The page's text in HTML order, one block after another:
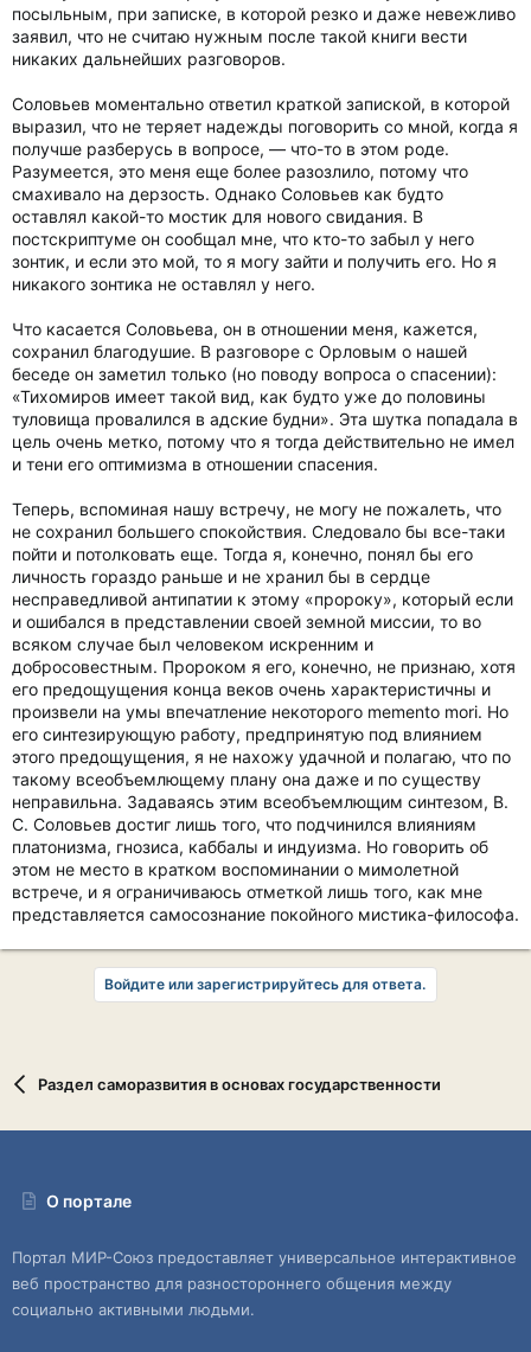
посыльным, при записке, в которой резко и даже невежливо
заявил, что не считаю нужным после такой книги вести
никаких дальнейших разговоров.
Соловьев моментально ответил краткой запиской, в которой
выразил, что не теряет надежды поговорить со мной, когда я
получше разберусь в вопросе, — что-то в этом роде.
Разумеется, это меня еще более разозлило, потому что
смахивало на дерзость. Однако Соловьев как будто
оставлял какой-то мостик для нового свидания. В
постскриптуме он сообщал мне, что кто-то забыл у него
зонтик, и если это мой, то я могу зайти и получить его. Но я
никакого зонтика не оставлял у него.
Что касается Соловьева, он в отношении меня, кажется,
сохранил благодушие. В разговоре с Орловым о нашей
беседе он заметил только (но поводу вопроса о спасении):
«Тихомиров имеет такой вид, как будто уже до половины
туловища провалился в адские будни». Эта шутка попадала в
цель очень метко, потому что я тогда действительно не имел
и тени его оптимизма в отношении спасения.
Теперь, вспоминая нашу встречу, не могу не пожалеть, что
не сохранил большего спокойствия. Следовало бы все-таки
пойти и потолковать еще. Тогда я, конечно, понял бы его
личность гораздо раньше и не хранил бы в сердце
несправедливой антипатии к этому «пророку», который если
и ошибался в представлении своей земной миссии, то во
всяком случае был человеком искренним и
добросовестным. Пророком я его, конечно, не признаю, хотя
его предощущения конца веков очень характеристичны и
произвели на умы впечатление некоторого memento mori. Но
его синтезирующую работу, предпринятую под влиянием
этого предощущения, я не нахожу удачной и полагаю, что по
такому всеобъемлющему плану она даже и по существу
неправильна. Задаваясь этим всеобъемлющим синтезом, В.
С. Соловьев достиг лишь того, что подчинился влияниям
платонизма, гнозиса, каббалы и индуизма. Но говорить об
этом не место в кратком воспоминании о мимолетной
встрече, и я ограничиваюсь отметкой лишь того, как мне
представляется самосознание покойного мистика-философа.
Войдите или зарегистрируйтесь для ответа.
Раздел саморазвития в основах государственности
О портале
Портал МИР-Союз предоставляет универсальное интерактивное
веб пространство для разностороннего общения между
социально активными людьми.